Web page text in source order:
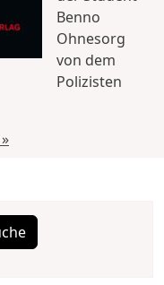
Benno
Ohnesorg
von dem
Polizisten